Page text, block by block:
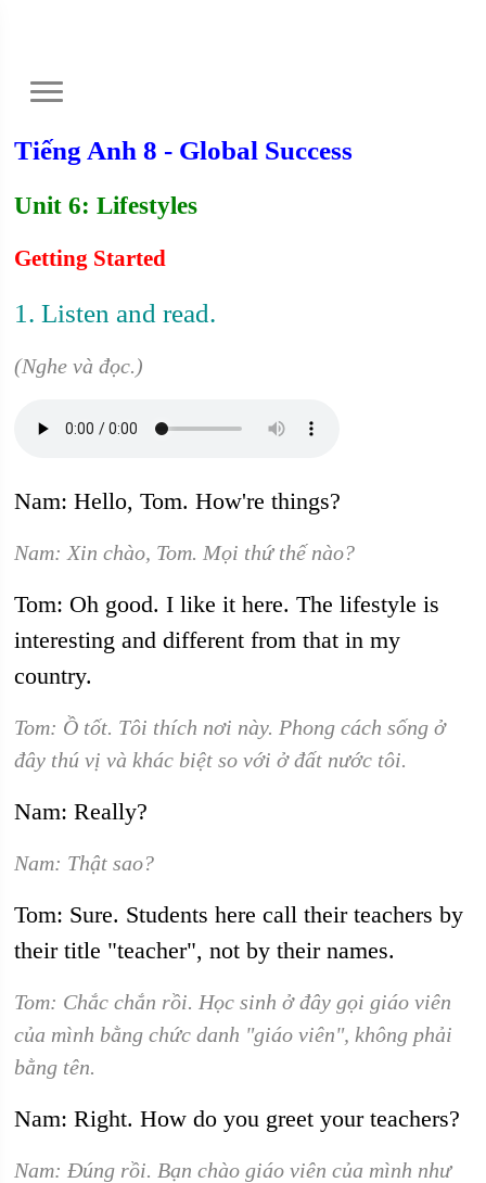
Tiếng Anh 8 - Global Success
Unit 6: Lifestyles
Getting Started
1. Listen and read.
(Nghe và đọc.)
Nam: Hello, Tom. How're things?
Nam: Xin chào, Tom. Mọi thứ thế nào?
Tom: Oh good. I like it here. The lifestyle is
interesting and different from that in my
country.
Tom: Ồ tốt. Tôi thích nơi này. Phong cách sống ở
đây thú vị và khác biệt so với ở đất nước tôi.
Nam: Really?
Nam: Thật sao?
Tom: Sure. Students here call their teachers by
their title "teacher", not by their names.
Tom: Chắc chắn rồi. Học sinh ở đây gọi giáo viên
của mình bằng chức danh "giáo viên", không phải
bằng tên.
Nam: Right. How do you greet your teachers?
Nam: Đúng rồi. Bạn chào giáo viên của mình như